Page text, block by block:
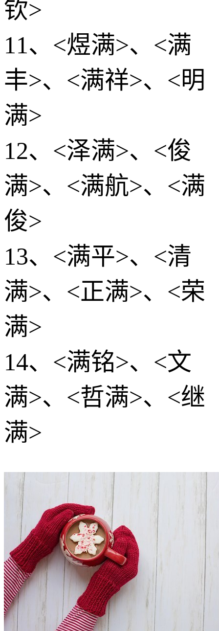
钦>
11、<煜满>、<满
丰>、<满祥>、<明
满>
12、<泽满>、<俊
满>、<满航>、<满
俊>
13、<满平>、<清
满>、<正满>、<荣
满>
14、<满铭>、<文
满>、<哲满>、<继
满>